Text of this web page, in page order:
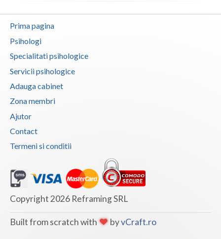
Prima pagina
Psihologi
Specialitati psihologice
Servicii psihologice
Adauga cabinet
Zona membri
Ajutor
Contact
Termeni si conditii
Copyright 2026 Reframing SRL
Built from scratch with byvCraft.ro